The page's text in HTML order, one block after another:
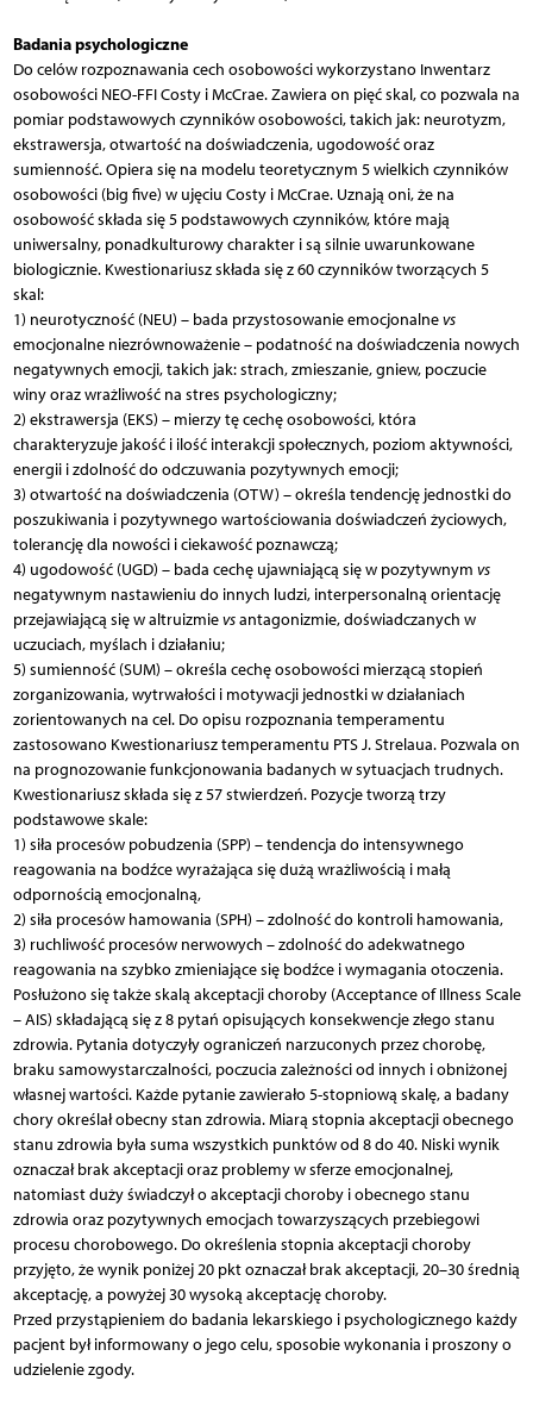
Badania psychologiczne
Do celów rozpoznawania cech osobowości wykorzystano Inwentarz
osobowości NEO-FFI Costy i McCrae. Zawiera on pięć skal, co pozwala na
pomiar podstawowych czynników osobowości, takich jak: neurotyzm,
ekstrawersja, otwartość na doświadczenia, ugodowość oraz
sumienność. Opiera się na modelu teoretycznym 5 wielkich czynników
osobowości (big five) w ujęciu Costy i McCrae. Uznają oni, że na
osobowość składa się 5 podstawowych czynników, które mają
uniwersalny, ponadkulturowy charakter i są silnie uwarunkowane
biologicznie. Kwestionariusz składa się z 60 czynników tworzących 5
skal:
1) neurotyczność (NEU) – bada przystosowanie emocjonalnevs
emocjonalne niezrównoważenie – podatność na doświadczenia nowych
negatywnych emocji, takich jak: strach, zmieszanie, gniew, poczucie
winy oraz wrażliwość na stres psychologiczny;
2) ekstrawersja (EKS) – mierzy tę cechę osobowości, która
charakteryzuje jakość i ilość interakcji społecznych, poziom aktywności,
energii i zdolność do odczuwania pozytywnych emocji;
3) otwartość na doświadczenia (OTW) – określa tendencję jednostki do
poszukiwania i pozytywnego wartoś­ciowania doświadczeń życiowych,
tolerancję dla nowoś­ci i ciekawość poznawczą;
4) ugodowość (UGD) – bada cechę ujawniającą się w pozytywnym vs
negatywnym nastawieniu do innych ludzi, interpersonalną orientację
przejawiającą się w altruizmievsantagonizmie, doświadczanych w
uczuciach, myślach i działaniu;
5) sumienność (SUM) – określa cechę osobowości mierzącą stopień
zorganizowania, wytrwałości i motywacji jednostki w działaniach
zorientowanych na cel. Do opisu rozpoznania temperamentu
zastosowano Kwestionariusz temperamentu PTS J. Strelaua. Pozwala on
na prognozowanie funkcjonowania badanych w sytu­a­c­jach trudnych.
Kwestionariusz składa się z 57 stwierdzeń. Pozycje tworzą trzy
podstawowe skale:
1) siła procesów pobudzenia (SPP) – tendencja do intensywnego
reagowania na bodźce wyrażająca się dużą wrażliwością i małą
odpornością emocjonalną,
2) siła procesów hamowania (SPH) – zdolność do kontroli hamowania,
3) ruchliwość procesów nerwowych – zdolność do adekwatnego
reagowania na szybko zmieniające się bodźce i wymagania otoczenia.
Posłużono się także skalą akceptacji choroby (Acceptance of Illness Scale
– AIS) składającą się z 8 pytań opisujących konsekwencje złego stanu
zdrowia. Pytania dotyczyły ograniczeń narzuconych przez chorobę,
braku samowystarczalności, poczucia zależności od innych i obniżonej
własnej wartości. Każde pytanie zawierało 5-stopniową skalę, a badany
chory określał obecny stan zdrowia. Miarą stopnia akceptacji obecnego
stanu zdrowia była suma wszystkich punktów od 8 do 40. Niski wynik
oznaczał brak akceptacji oraz problemy w sferze emocjonalnej,
natomiast duży świadczył o akceptacji choroby i obecnego stanu
zdrowia oraz pozytywnych emocjach towarzyszących przebiegowi
procesu chorobowego. Do określenia stopnia akceptacji choroby
przyjęto, że wynik poniżej 20 pkt oznaczał brak akceptacji, 20–30 średnią
akceptację, a powyżej 30 wysoką akceptację choroby.
Przed przystąpieniem do badania lekarskiego i psychologicznego każdy
pacjent był informowany o jego celu, sposobie wykonania i proszony o
udzielenie zgody.